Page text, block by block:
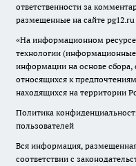
ответственности за
размещенные на сайте pg12.ru
«На информационном
технологии
информации на основе сбора,
относящихся к
находящихся на территории
Политика
пользователей
Вся информация,
соответствии с